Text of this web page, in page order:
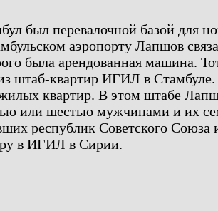
был перевалочной базой для
аэропорту Лапшов
была арендованная машина.
штаб-квартир ИГИЛ в Стамбуле.
квартир. В этом штабе
или шестью мужчинами и их
республик Советского Союза
в ИГИЛ в Сирии.